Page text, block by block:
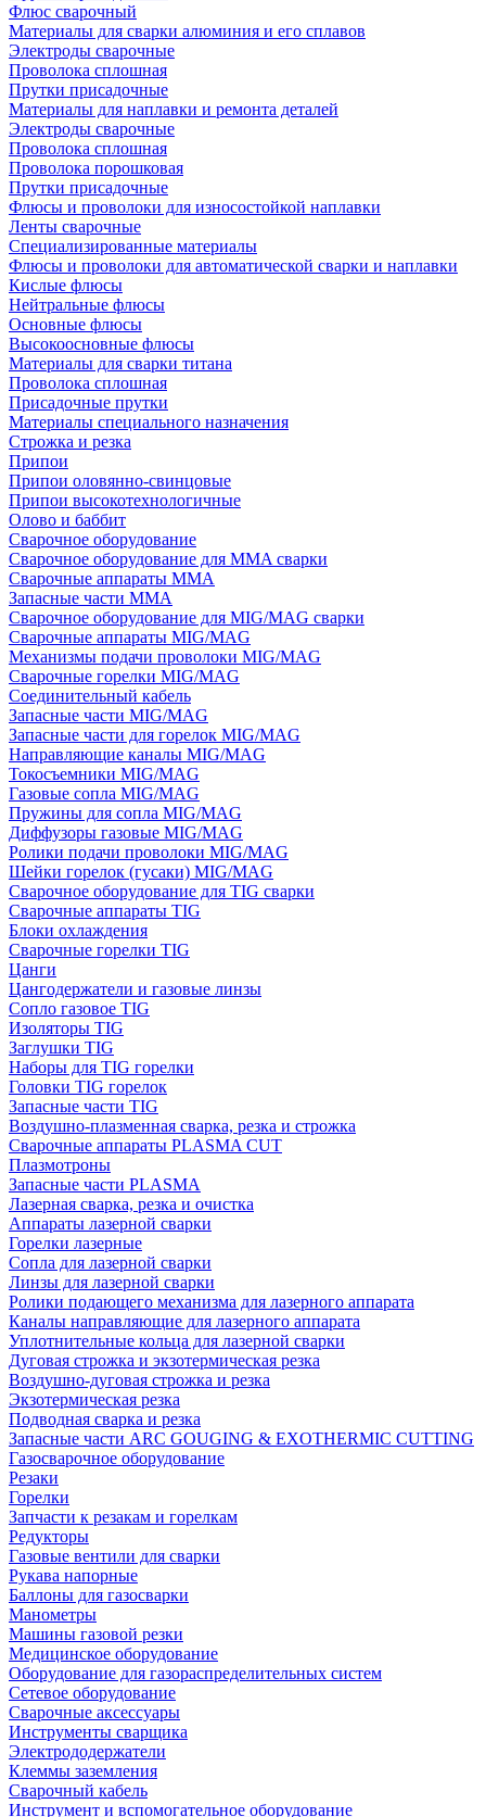
Флюс сварочный
Материалы для сварки алюминия и его сплавов
Электроды сварочные
Проволока сплошная
Прутки присадочные
Материалы для наплавки и ремонта деталей
Электроды сварочные
Проволока сплошная
Проволока порошковая
Прутки присадочные
Флюсы и проволоки для износостойкой наплавки
Ленты сварочные
Специализированные материалы
Флюсы и проволоки для автоматической сварки и наплавки
Кислые флюсы
Нейтральные флюсы
Основные флюсы
Высокоосновные флюсы
Материалы для сварки титана
Проволока сплошная
Присадочные прутки
Материалы специального назначения
Строжка и резка
Припои
Припои оловянно-свинцовые
Припои высокотехнологичные
Олово и баббит
Сварочное оборудование
Сварочное оборудование для MMA сварки
Сварочные аппараты MMA
Запасные части MMA
Сварочное оборудование для MIG/MAG сварки
Сварочные аппараты MIG/MAG
Механизмы подачи проволоки MIG/MAG
Сварочные горелки MIG/MAG
Соединительный кабель
Запасные части MIG/MAG
Запасные части для горелок MIG/MAG
Направляющие каналы MIG/MAG
Токосъемники MIG/MAG
Газовые сопла MIG/MAG
Пружины для сопла MIG/MAG
Диффузоры газовые MIG/MAG
Ролики подачи проволоки MIG/MAG
Шейки горелок (гусаки) MIG/MAG
Сварочное оборудование для TIG сварки
Сварочные аппараты TIG
Блоки охлаждения
Сварочные горелки TIG
Цанги
Цангодержатели и газовые линзы
Сопло газовое TIG
Изоляторы TIG
Заглушки TIG
Наборы для TIG горелки
Головки TIG горелок
Запасные части TIG
Воздушно-плазменная сварка, резка и строжка
Сварочные аппараты PLASMA CUT
Плазмотроны
Запасные части PLASMA
Лазерная сварка, резка и очистка
Аппараты лазерной сварки
Горелки лазерные
Сопла для лазерной сварки
Линзы для лазерной сварки
Ролики подающего механизма для лазерного аппарата
Каналы направляющие для лазерного аппарата
Уплотнительные кольца для лазерной сварки
Дуговая строжка и экзотермическая резка
Воздушно-дуговая строжка и резка
Экзотермическая резка
Подводная сварка и резка
Запасные части ARC GOUGING & EXOTHERMIC CUTTING
Газосварочное оборудование
Резаки
Горелки
Запчасти к резакам и горелкам
Редукторы
Газовые вентили для сварки
Рукава напорные
Баллоны для газосварки
Манометры
Машины газовой резки
Медицинское оборудование
Оборудование для газораспределительных систем
Сетевое оборудование
Сварочные аксессуары
Инструменты сварщика
Электрододержатели
Клеммы заземления
Сварочный кабель
Инструмент и вспомогательное оборудование